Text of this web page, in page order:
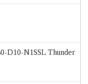
D10-N1SSL Thunder